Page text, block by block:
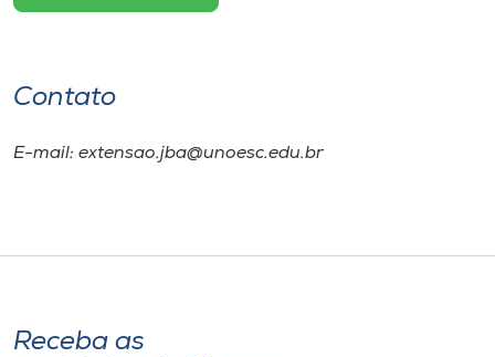
Contato
E-mail: extensao.jba@unoesc.edu.br
Receba as